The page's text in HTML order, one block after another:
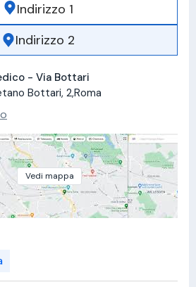
Indirizzo 1
Indirizzo 2
- Via Bottari
Bottari, 2,Roma
Vedi mappa